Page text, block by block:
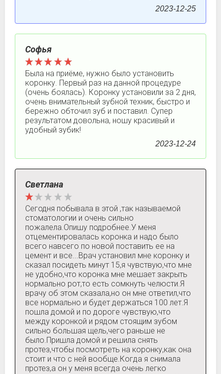
2023-12-25
Софья
Была на приёме, нужно было установить
коронку. Первый раз на данной процедуре
(очень боялась). Коронку установили за 2 дня,
очень внимательный зубной техник, быстро и
бережно обточил зуб и поставил. Супер
результатом довольна, ношу красивый и
удобный зубик!
2023-12-24
Светлана
Сегодня побывала в этой ,так называемой
стоматологии и очень сильно
пожалела.Опишу подробнее.У меня
отцементировалась коронка и надо было
всего навсего по новой поставить ее на
цемент и все...Врач установил мне коронку и
сказал посидеть минут 15,я чувствую,что мне
не удобно,что коронка мне мешает закрыть
нормально рот,то есть сомкнуть челюсти.Я
врачу об этом сказала,но он мне ответил,что
все нормально и будет держаться 100 лет.Я
пошла домой и по дороге чувствую,что
между коронкой и рядом стоящим зубом
сильно большая щель,чего раньше не
было.Пришла домой и решила снять
протез,чтобы посмотреть на коронку,как она
стоит и что с ней вообще.Когда я снимала
протез,а он у меня всегда очень легко